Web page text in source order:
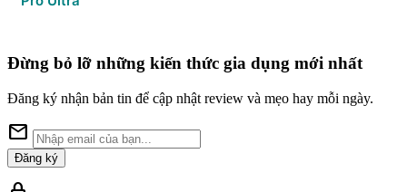
Đừng bỏ lỡ những kiến thức gia dụng mới nhất
Đăng ký nhận bản tin để cập nhật review và mẹo hay mỗi ngày.
mail
Đăng ký